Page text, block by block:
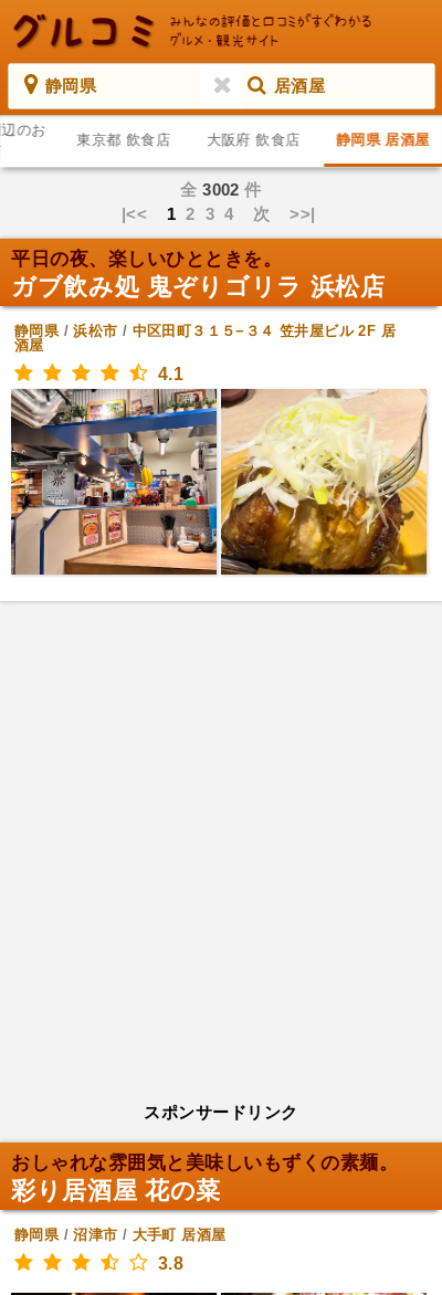
静岡県 居酒屋
のお
東京都 飲食店 大阪府 飲食店 静岡県 居酒屋
全3002 件
|<< 12 3 4 次 >>|
平日の夜、楽しいひとときを。
ガブ飲み処 鬼ぞりゴリラ 浜松店
静岡県/浜松市 / 中区田町３１５−３４ 笠井屋ビル 2F 居
酒屋
4.1
スポンサードリンク
おしゃれな雰囲気と美味しいもずくの素麺。
彩り居酒屋 花の菜
静岡県/沼津市 / 大手町 居酒屋
3.8